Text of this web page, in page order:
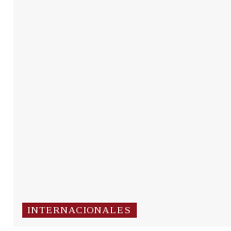
INTERNACIONALES